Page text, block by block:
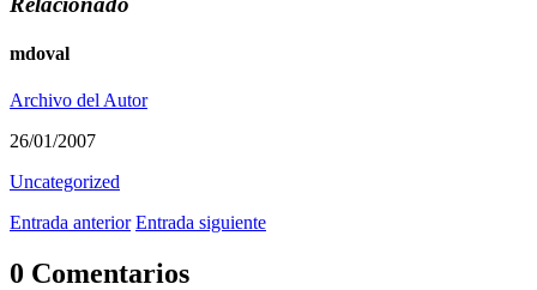
mdoval
Archivo del Autor
26/01/2007
Uncategorized
Entrada anterior Entrada siguiente
0 Comentarios